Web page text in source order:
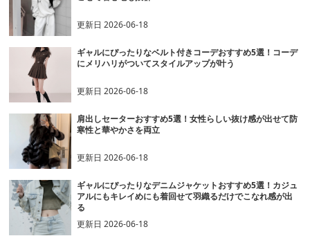
更新日2026-06-18
ギャルにぴったりなベルト付きコーデおすすめ5選！コーデ
にメリハリがついてスタイルアップが叶う
更新日2026-06-18
肩出しセーターおすすめ5選！女性らしい抜け感が出せて防
寒性と華やかさを両立
更新日2026-06-18
ギャルにぴったりなデニムジャケットおすすめ5選！カジュ
アルにもキレイめにも着回せて羽織るだけでこなれ感が出
る
更新日2026-06-18